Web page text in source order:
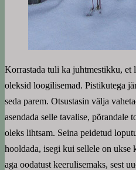
Korrastada tuli ka juhtmestikku, et
oleksid loogilisemad. Pistikutega
seda parem. Otsustasin välja
asendada selle tavalise, põrandale
oleks lihtsam. Seina peidetud
hooldada, isegi kui sellele on ukse
aga oodatust keerulisemaks, sest